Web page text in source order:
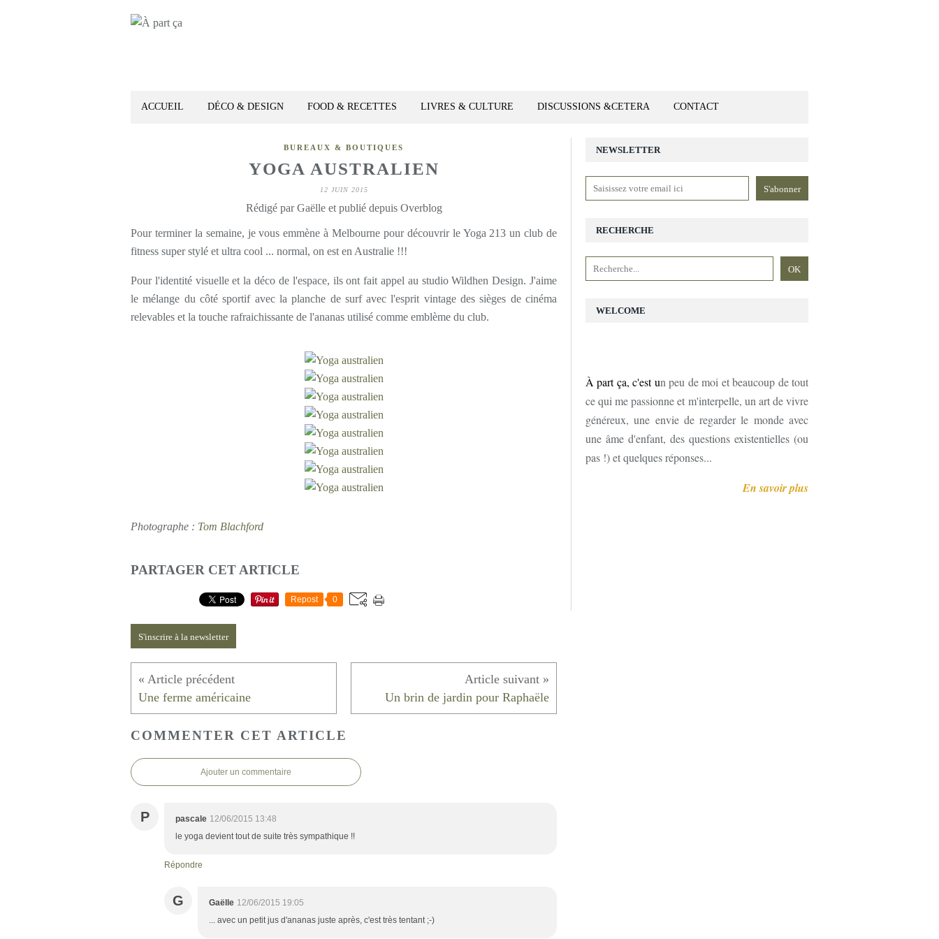
ACCUEIL DÉCO & DESIGN FOOD & RECETTES LIVRES & CULTURE DISCUSSIONS &CETERA CONTACT
BUREAUX & BOUTIQUES
YOGA AUSTRALIEN
12 JUIN 2015
Rédigé par Gaëlle et publié depuis Overblog
Pour terminer la semaine, je vous emmène à Melbourne pour découvrir le Yoga 213 un club de
fitness super stylé et ultra cool ... normal, on est en Australie !!!
Pour l'identité visuelle et la déco de l'espace, ils ont fait appel au studio Wildhen Design. J'aime
le mélange du côté sportif avec la planche de surf avec l'esprit vintage des sièges de cinéma
relevables et la touche rafraichissante de l'ananas utilisé comme emblème du club.
Photographe : Tom Blachford
PARTAGER CET ARTICLE
Repost 0
S'inscrire à la newsletter
Une ferme américaine Un brin de jardin pour Raphaële
COMMENTER CET ARTICLE
Ajouter un commentaire
P pascale 12/06/2015 13:48
le yoga devient tout de suite très sympathique !!
Répondre
G Gaëlle 12/06/2015 19:05
... avec un petit jus d'ananas juste après, c'est très tentant ;-)
NEWSLETTER
RECHERCHE
WELCOME
À part ça, c'est un peu de moi et beaucoup de tout
ce qui me passionne et m'interpelle, un art de vivre
généreux, une envie de regarder le monde avec
une âme d'enfant, des questions existentielles (ou
pas !) et quelques réponses...
En savoir plus